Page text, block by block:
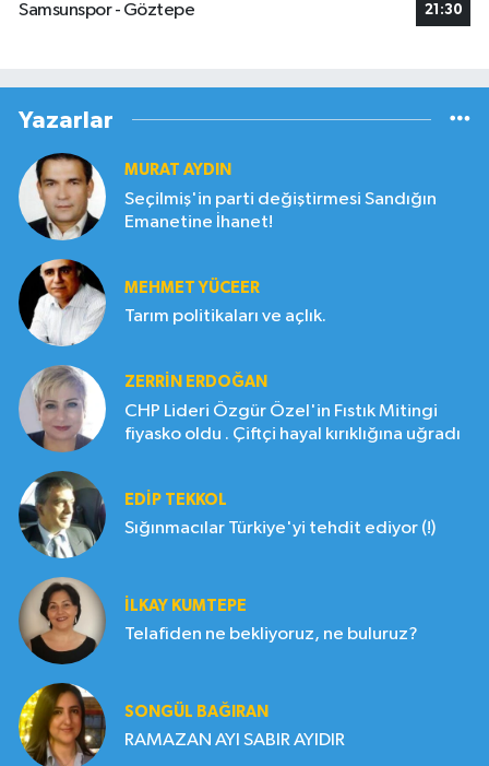
Samsunspor - Göztepe
21:30
Yazarlar
MURAT AYDIN
Seçilmiş'in parti değiştirmesi Sandığın
Emanetine İhanet!
MEHMET YÜCEER
Tarım politikaları ve açlık.
ZERRIN ERDOĞAN
CHP Lideri Özgür Özel'in Fıstık Mitingi
fiyasko oldu . Çiftçi hayal kırıklığına uğradı
EDIP TEKKOL
Sığınmacılar Türkiye'yi tehdit ediyor (!)
İLKAY KUMTEPE
Telafiden ne bekliyoruz, ne buluruz?
SONGÜL BAĞIRAN
RAMAZAN AYI SABIR AYIDIR